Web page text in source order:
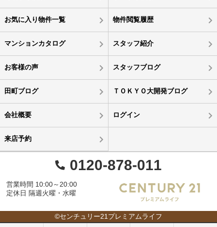
お気に入り物件一覧 物件閲覧履歴
マンションカタログ スタッフ紹介
お客様の声 スタッフブログ
田町ブログ ＴＯＫＹＯ大開発ブログ
会社概要 ログイン
来店予約
0120-878-011
営業時間 10:00～20:00
定休日 隔週火曜・水曜
©センチュリー21プレミアムライフ